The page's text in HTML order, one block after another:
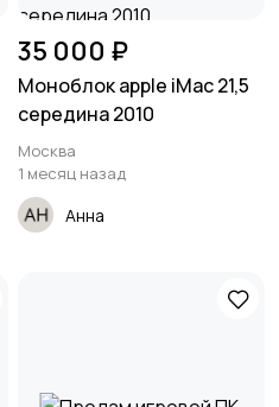
35 000 ₽
Моноблок apple iMac 21,5
середина 2010
Москва
1 месяц назад
Анна